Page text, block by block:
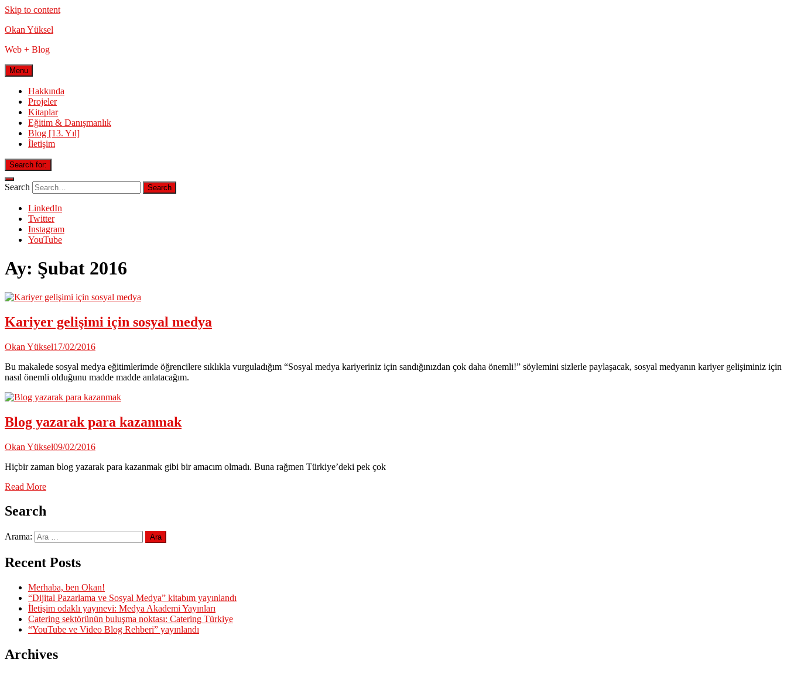
Skip to content
Okan Yüksel
Web + Blog
Menu
Hakkında
Projeler
Kitaplar
Eğitim & Danışmanlık
Blog [13. Yıl]
İletişim
Search for:
Search
LinkedIn
Twitter
Instagram
YouTube
Ay: Şubat 2016
Kariyer gelişimi için sosyal medya
Okan Yüksel17/02/2016
Bu makalede sosyal medya eğitimlerimde öğrencilere sıklıkla vurguladığım “Sosyal medya kariyeriniz için sandığınızdan çok daha önemli!” söylemini sizlerle paylaşacak, sosyal medyanın kariyer gelişiminiz için
nasıl önemli olduğunu madde madde anlatacağım.
Blog yazarak para kazanmak
Okan Yüksel09/02/2016
Hiçbir zaman blog yazarak para kazanmak gibi bir amacım olmadı. Buna rağmen Türkiye’deki pek çok
Read More
Search
Arama:
Recent Posts
Merhaba, ben Okan!
“Dijital Pazarlama ve Sosyal Medya” kitabım yayınlandı
İletişim odaklı yayınevi: Medya Akademi Yayınları
Catering sektörünün buluşma noktası: Catering Türkiye
“YouTube ve Video Blog Rehberi” yayınlandı
Archives